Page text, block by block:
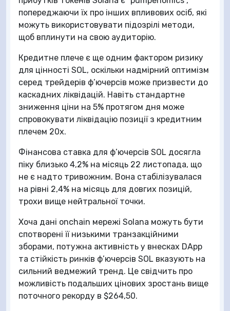
попереджаючи їх про інших впливових осіб, які
можуть використовувати підозрілі методи,
щоб вплинути на свою аудиторію.
Кредитне плече є ще одним фактором ризику
для цінності SOL, оскільки надмірний оптимізм
серед трейдерів ф’ючерсів може призвести до
каскадних ліквідацій. Навіть стандартне
зниження ціни на 5% протягом дня може
спровокувати ліквідацію позиції з кредитним
плечем 20x.
Фінансова ставка для ф’ючерсів SOL досягла
піку близько 4,2% на місяць 22 листопада, що
не є надто тривожним. Вона стабілізувалася
на рівні 2,4% на місяць для довгих позицій,
трохи вище нейтральної точки.
Хоча дані оnchain мережі Solana можуть бути
спотворені її низькими транзакційними
зборами, потужна активність у внесках DApp
та стійкість ринків ф’ючерсів SOL вказують на
сильний ведмежий тренд. Це свідчить про
можливість подальших цінових зростань вище
поточного рекорду в $264,50.